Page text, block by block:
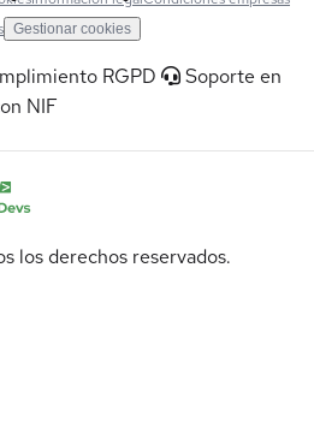
Gestionar cookies
RGPD
Soporte en
NIF
los derechos reservados.